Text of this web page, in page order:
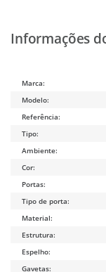
Marca:
Modelo:
Referência:
Tipo:
Ambiente:
Cor:
Portas:
Tipo de porta:
Material:
Estrutura:
Espelho:
Gavetas: